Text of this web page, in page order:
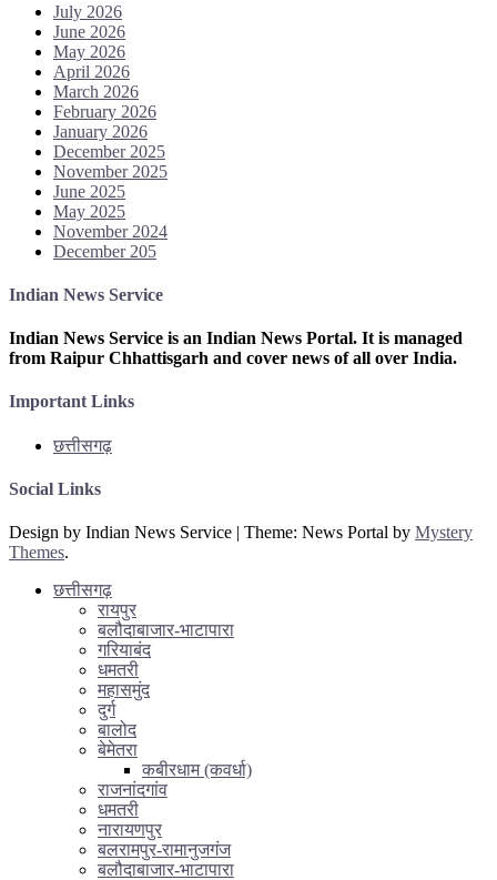
July 2026
June 2026
May 2026
April 2026
March 2026
February 2026
January 2026
December 2025
November 2025
June 2025
May 2025
November 2024
December 205
Indian News Service
Indian News Service is an Indian News Portal. It is managed
from Raipur Chhattisgarh and cover news of all over India.
Important Links
छत्तीसगढ़
Social Links
Design by Indian News Service | Theme: News Portal by Mystery
Themes.
छत्तीसगढ़
रायपुर
बलौदाबाजार-भाटापारा
गरियाबंद
धमतरी
महासमुंद
दुर्ग
बालोद
बेमेतरा
कबीरधाम (कवर्धा)
राजनांदगांव
धमतरी
नारायणपुर
बलरामपुर-रामानुजगंज
बलौदाबाजार-भाटापारा